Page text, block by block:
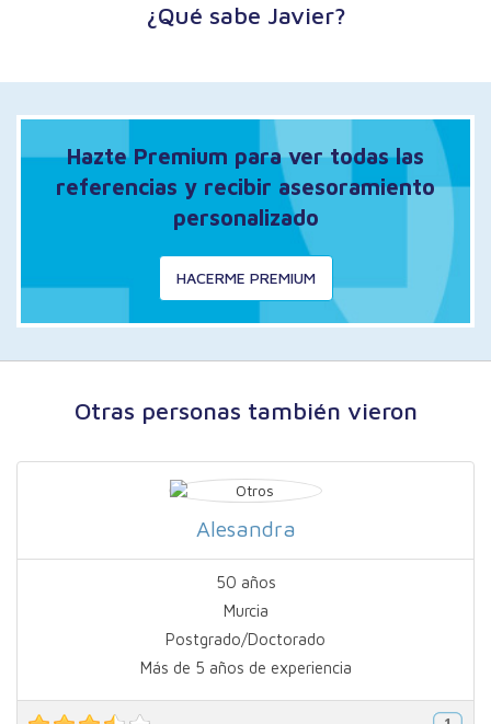
¿Qué sabe Javier?
Hazte Premium para ver todas las
referencias y recibir asesoramiento
personalizado
HACERME PREMIUM
Otras personas también vieron
Alesandra
50 años
Murcia
Postgrado/Doctorado
Más de 5 años de experiencia